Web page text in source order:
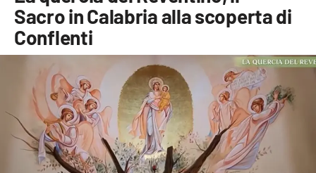
SEZIONI
Cronaca
Politica
Attualità
Economia e lavoro
Sacro in Calabria alla scoperta di
Conflenti